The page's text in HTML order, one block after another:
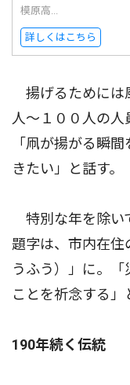
模原高...
詳しくはこちら
揚げるためには
人〜１００人の
「凧が揚がる瞬
きたい」と話す。
特別な年を除い
題字は、市内在住
うふう）」に。「
ことを祈念する」
190年続く伝統